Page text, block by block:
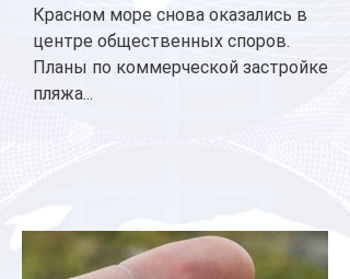
Красном море снова оказались в
центре общественных споров.
Планы по коммерческой застройке
пляжа...